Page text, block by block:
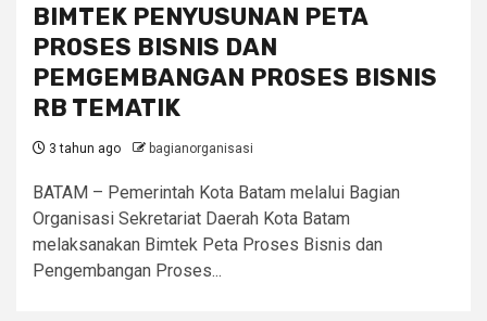
BIMTEK PENYUSUNAN PETA
PROSES BISNIS DAN
PEMGEMBANGAN PROSES BISNIS
RB TEMATIK
3 tahun ago bagianorganisasi
BATAM – Pemerintah Kota Batam melalui Bagian
Organisasi Sekretariat Daerah Kota Batam
melaksanakan Bimtek Peta Proses Bisnis dan
Pengembangan Proses...